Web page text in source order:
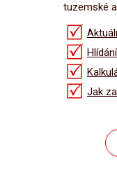
tuzemské
Jak